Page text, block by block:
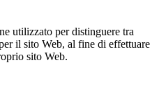
utilizzato per distinguere tra
il sito Web, al fine di effettuare
sito Web.